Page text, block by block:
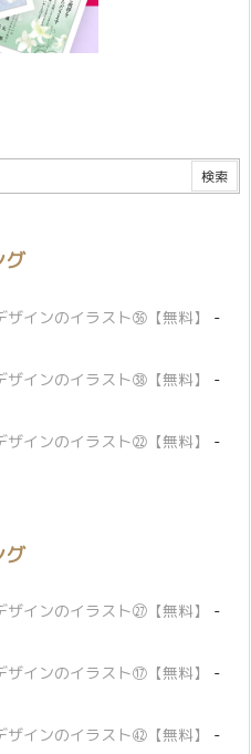
グ
インのイラスト㊱【無料】
-
インのイラスト㊳【無料】
-
インのイラスト㉒【無料】
-
グ
インのイラスト㉗【無料】
-
ザインのイラスト⑰【無料】
-
インのイラスト㊷【無料】
-